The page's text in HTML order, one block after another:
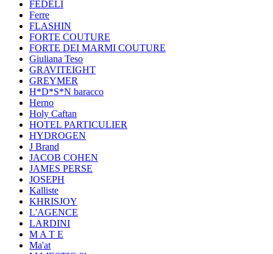
FEDELI
Ferre
FLASHIN
FORTE COUTURE
FORTE DEI MARMI COUTURE
Giuliana Teso
GRAVITEIGHT
GREYMER
H*D*S*N baracco
Herno
Holy Caftan
HOTEL PARTICULIER
HYDROGEN
J Brand
JACOB COHEN
JAMES PERSE
JOSEPH
Kalliste
KHRISJOY
L'AGENCE
LARDINI
M A T E
Ma'at